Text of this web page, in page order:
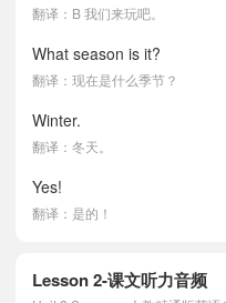
翻译：B 我们来玩吧。
What season is it?
翻译：现在是什么季节？
Winter.
翻译：冬天。
Yes!
翻译：是的！
Lesson 2-课文听力音频